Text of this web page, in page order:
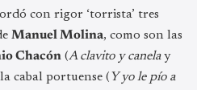
con rigor ‘torrista’ tres
Manuel Molina, como son las
Chacón (A clavito y canelay
cabal portuense ( Y yo le pío a